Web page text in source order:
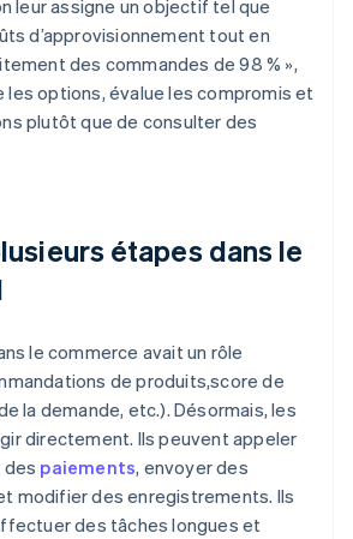
leur assigne un objectif tel que
d’approvisionnement tout en
des commandes de 98 % »,
les options, évalue les compromis et
plutôt que de consulter des
étapes dans le
le commerce avait un rôle
de produits,score de
la demande, etc.). Désormais, les
directement. Ils peuvent appeler
des paiements, envoyer des
modifier des enregistrements. Ils
des tâches longues et